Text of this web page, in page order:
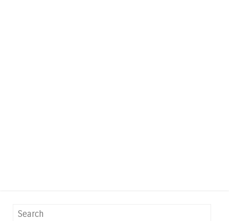
Search